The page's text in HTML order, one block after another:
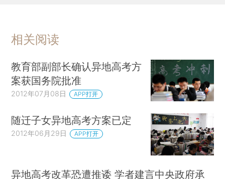
相关阅读
教育部副部长确认异地高考方
案获国务院批准
2012年07月08日 APP打开
随迁子女异地高考方案已定
2012年06月29日 APP打开
异地高考改革恐遭推诿 学者建言中央政府承